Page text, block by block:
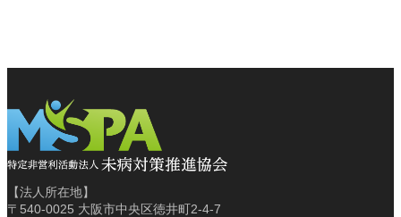
【法人所在地】
〒540-0025 大阪市中央区徳井町2-4-7